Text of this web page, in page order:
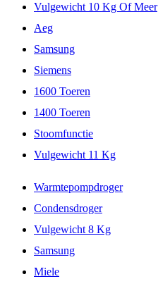
Vulgewicht 10 Kg Of Meer
Aeg
Samsung
Siemens
1600 Toeren
1400 Toeren
Stoomfunctie
Vulgewicht 11 Kg
Warmtepompdroger
Condensdroger
Vulgewicht 8 Kg
Samsung
Miele